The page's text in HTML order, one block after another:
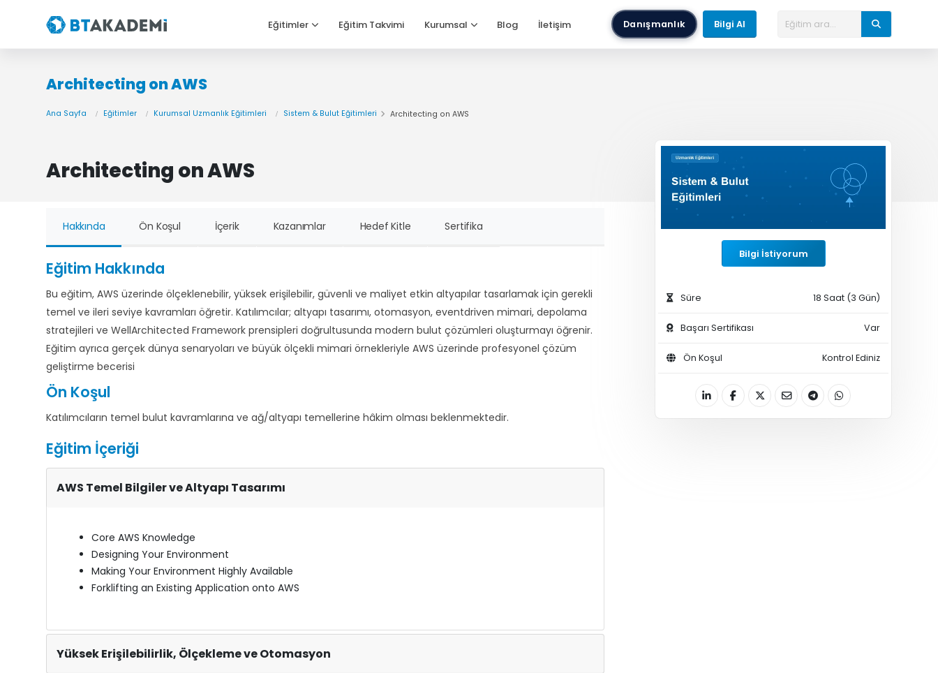
Eğitimler Eğitim Takvimi Kurumsal Blog İletişim Danışmanlık Bilgi Al
Architecting on AWS
Ana Sayfa Eğitimler Kurumsal Uzmanlık Eğitimleri Sistem & Bulut Eğitimleri Architecting on AWS
Architecting on AWS
Hakkında Ön Koşul İçerik Kazanımlar Hedef Kitle Sertifika
Eğitim Hakkında
Bu eğitim, AWS üzerinde ölçeklenebilir, yüksek erişilebilir, güvenli ve maliyet etkin altyapılar tasarlamak için gerekli
temel ve ileri seviye kavramları öğretir. Katılımcılar; altyapı tasarımı, otomasyon, eventdriven mimari, depolama
stratejileri ve WellArchitected Framework prensipleri doğrultusunda modern bulut çözümleri oluşturmayı öğrenir.
Eğitim ayrıca gerçek dünya senaryoları ve büyük ölçekli mimari örnekleriyle AWS üzerinde profesyonel çözüm
geliştirme becerisi
Ön Koşul
Katılımcıların temel bulut kavramlarına ve ağ/altyapı temellerine hâkim olması beklenmektedir.
Eğitim İçeriği
AWS Temel Bilgiler ve Altyapı Tasarımı
Core AWS Knowledge
Designing Your Environment
Making Your Environment Highly Available
Forklifting an Existing Application onto AWS
Yüksek Erişilebilirlik, Ölçekleme ve Otomasyon
Bilgi İstiyorum
Süre 18 Saat (3 Gün)
Başarı Sertifikası Var
Ön Koşul Kontrol Ediniz